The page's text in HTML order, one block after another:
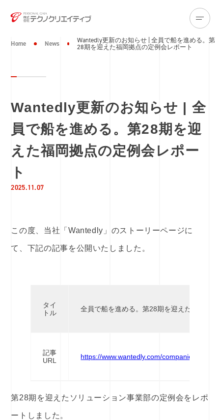
Home News
Wantedly更新のお知らせ | 全員で船を進める。第
28期を迎えた福岡拠点の定例会レポート
Wantedly更新のお知らせ | 全
員で船を進める。第28期を迎
えた福岡拠点の定例会レポー
ト
2025.11.07
この度、当社「Wantedly」のストーリーページに
て、下記の記事を公開いたしました。
タイ
トル
全員で船を進める。第28期を迎えた福岡拠
記事
URL
https://www.wantedly.com/companies/
第28期を迎えたソリューション事業部の定例会をレポ
ートしました。